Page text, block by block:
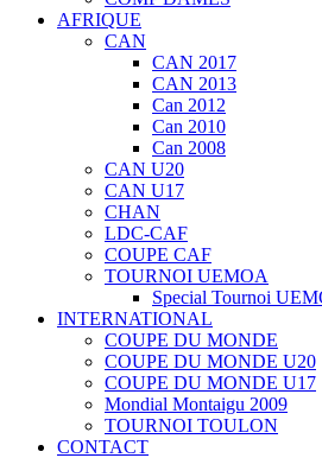
AFRIQUE
CAN
CAN 2017
CAN 2013
Can 2012
Can 2010
Can 2008
CAN U20
CAN U17
CHAN
LDC-CAF
COUPE CAF
TOURNOI UEMOA
Special Tournoi
INTERNATIONAL
COUPE DU MONDE
COUPE DU MONDE U20
COUPE DU MONDE U17
Mondial Montaigu 2009
TOURNOI TOULON
CONTACT